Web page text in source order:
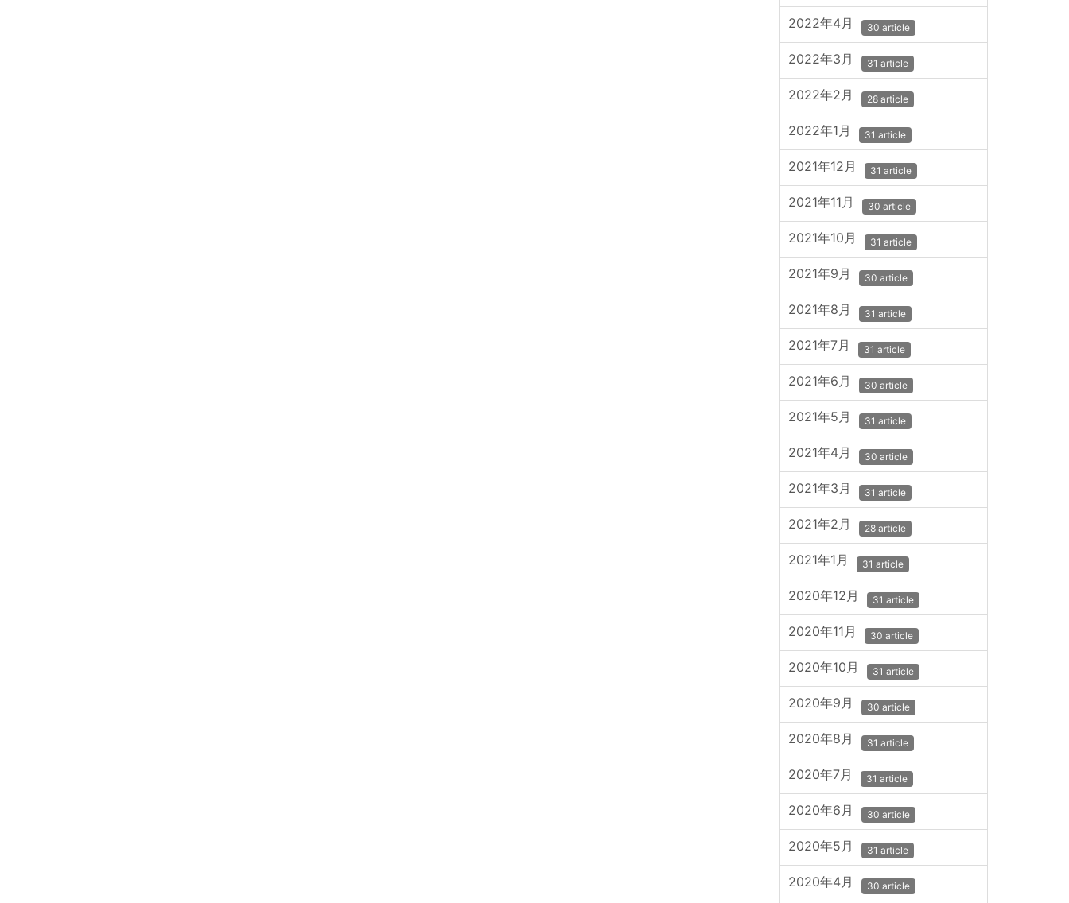
2022年4月 30 article
2022年3月 31 article
2022年2月 28 article
2022年1月 31 article
2021年12月 31 article
2021年11月 30 article
2021年10月 31 article
2021年9月 30 article
2021年8月 31 article
2021年7月 31 article
2021年6月 30 article
2021年5月 31 article
2021年4月 30 article
2021年3月 31 article
2021年2月 28 article
2021年1月 31 article
2020年12月 31 article
2020年11月 30 article
2020年10月 31 article
2020年9月 30 article
2020年8月 31 article
2020年7月 31 article
2020年6月 30 article
2020年5月 31 article
2020年4月 30 article